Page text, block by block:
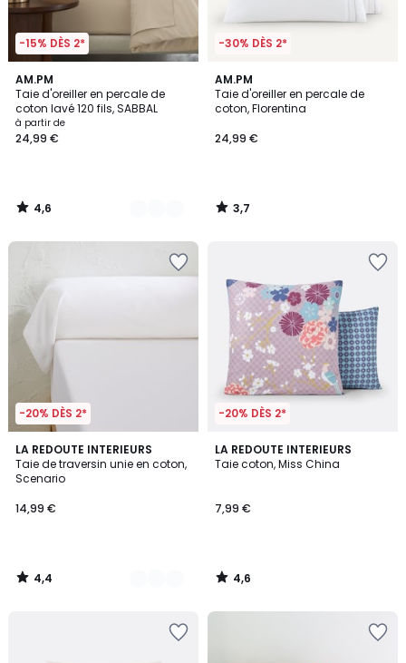
-15% DÈS 2*
AM.PM
Taie d'oreiller en percale de
coton lavé 120 fils, SABBAL
à partir de
24,99 €
4,6
/ 5
10
Couleurs
4,6
/
-30% DÈS 2*
AM.PM
Taie d'oreiller en percale de
coton, Florentina
24,99 €
3,7
/ 5
3,7
/
-20% DÈS 2*
LA REDOUTE INTERIEURS
Taie de traversin unie en coton,
Scenario
14,99 €
4,4
/ 5
18
Couleurs
4,4
/
-20% DÈS 2*
LA REDOUTE INTERIEURS
Taie coton, Miss China
7,99 €
4,6
/ 5
4,6
/